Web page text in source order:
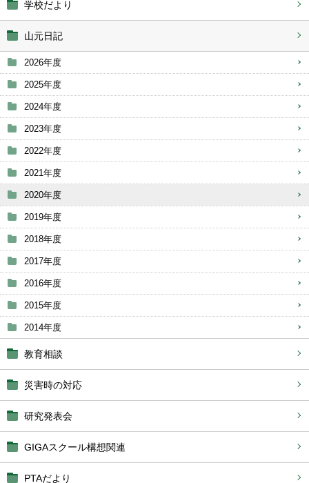
学校だより
山元日記
2026年度
2025年度
2024年度
2023年度
2022年度
2021年度
2020年度
2019年度
2018年度
2017年度
2016年度
2015年度
2014年度
教育相談
災害時の対応
研究発表会
GIGAスクール構想関連
PTAだより